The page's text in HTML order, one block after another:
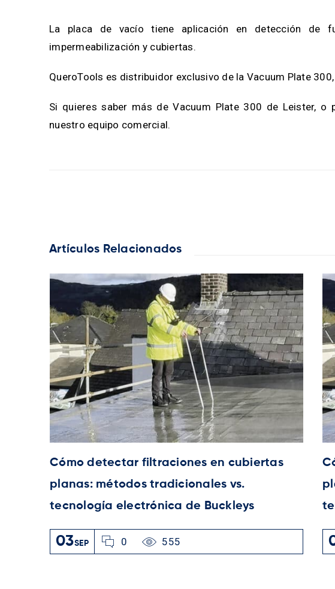
La placa de vacío tiene aplicación en detección de
impermeabilización y cubiertas.
QueroTools es distribuidor exclusivo de la Vacuum Plate
Si quieres saber más de Vacuum Plate 300 de Leister, o
nuestro equipo comercial.
Artículos Relacionados
Cómo detectar filtraciones en cubiertas
planas: métodos tradicionales vs.
tecnología electrónica de Buckleys
03SEP 0 555